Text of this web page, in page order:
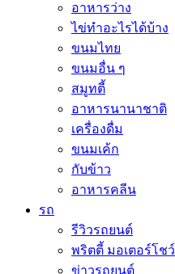
อาหารว่าง
ไข่ทำอะไรได้บ้าง
ขนมไทย
ขนมอื่น ๆ
สมูทตี้
อาหารนานาชาติ
เครื่องดื่ม
ขนมเค้ก
กับข้าว
อาหารคลีน
รถ
รีวิวรถยนต์
พริตตี้ มอเตอร์โชว์
ข่าวรถยนต์